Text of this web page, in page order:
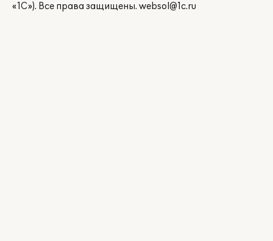
«1С»). Все права защищены. websol@1c.ru